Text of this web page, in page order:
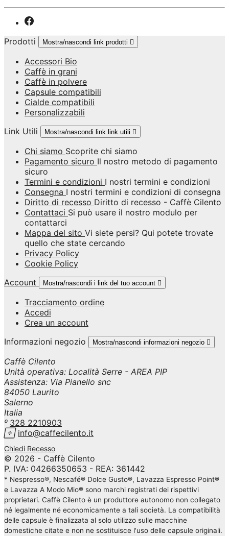
Prodotti Mostra/nascondi link prodotti 
Accessori Bio
Caffè in grani
Caffè in polvere
Capsule compatibili
Cialde compatibili
Personalizzabili
Link Utili
Mostra/nascondi link link utili 
Chi siamo Scoprite chi siamo
Pagamento sicuro Il nostro metodo di pagamento
sicuro
Termini e condizioni I nostri termini e condizioni
Consegna I nostri termini e condizioni di consegna
Diritto di recesso Diritto di recesso - Caffè Cilento
Contattaci Si può usare il nostro modulo per
contattarci
Mappa del sito Vi siete persi? Qui potete trovate
quello che state cercando
Privacy Policy
Cookie Policy
Account
Mostra/nascondi i link del tuo account 
Tracciamento ordine
Accedi
Crea un account
Informazioni negozio
Mostra/nascondi informazioni negozio 
Caffè Cilento
Unità operativa: Località Serre - AREA PIP
Assistenza: Via Pianello snc
84050 Laurito
Salerno
Italia
 328 2210903
 info@caffecilento.it
Chiedi Recesso
© 2026 - Caffè Cilento
P. IVA: 04266350653 - REA: 361442
* Nespresso®, Nescafé® Dolce Gusto®, Lavazza Espresso Point®
e Lavazza A Modo Mio® sono marchi registrati dei rispettivi
proprietari. Caffè Cilento è un produttore autonomo non collegato
né legalmente né economicamente a tali società. La compatibilità
delle capsule è finalizzata al solo utilizzo sulle macchine
domestiche citate e non ne sostituisce l'uso delle capsule originali.